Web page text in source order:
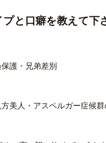
プと口癖を教えて下
護・兄弟差別
美人・アスペルガー症候群